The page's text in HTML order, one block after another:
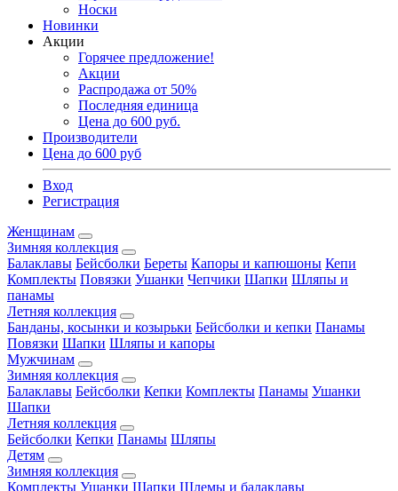
Носки
Новинки
Акции
Горячее предложение!
Акции
Распродажа от 50%
Последняя единица
Цена до 600 руб.
Производители
Цена до 600 руб
Вход
Регистрация
Женщинам
Зимняя коллекция
Балаклавы Бейсболки Береты Капоры и капюшоны Кепи
Комплекты Повязки Ушанки Чепчики Шапки Шляпы и
панамы
Летняя коллекция
Банданы, косынки и козырьки Бейсболки и кепки Панамы
Повязки Шапки Шляпы и капоры
Мужчинам
Зимняя коллекция
Балаклавы Бейсболки Кепки Комплекты Панамы Ушанки
Шапки
Летняя коллекция
Бейсболки Кепки Панамы Шляпы
Детям
Зимняя коллекция
Комплекты Ушанки Шапки Шлемы и балаклавы